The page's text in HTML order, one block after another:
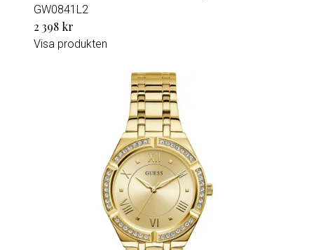
GW0841L2
2 398 kr
Visa produkten